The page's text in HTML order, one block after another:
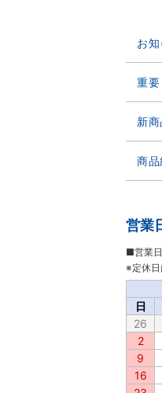
お
重要
新商
商
営業
日
26
2
9
16
■営業日
※定休日